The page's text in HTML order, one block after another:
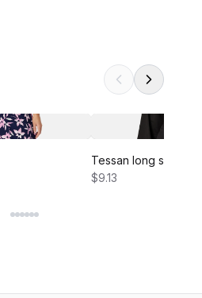
Tessan long sleeve
$9.13